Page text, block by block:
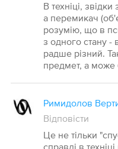
В техніці,
а перемикач
розумію, що в
з одного стану
радше різний.
предмет, а може
Римидолов
Відповісти
Це не тільки